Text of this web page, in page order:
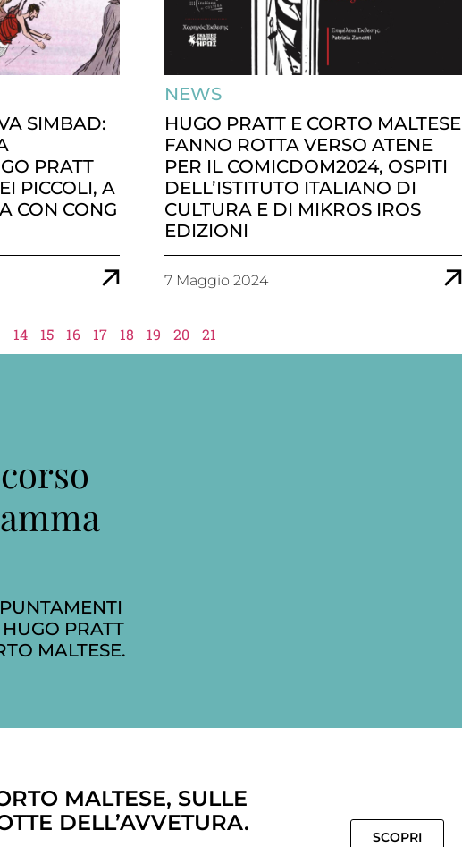
SIMBAD:
PRATT
PICCOLI, A
CON CONG
NEWS
HUGO PRATT E CORTO MALTESE
FANNO ROTTA VERSO ATENE
PER IL COMICDOM2024, OSPITI
DELL’ISTITUTO ITALIANO DI
CULTURA E DI MIKROS IROS
EDIZIONI
7 Maggio 2024
14 15 16 17 18 19 20 21
PRATT
MALTESE.
MALTESE, SULLE
DELL’AVVETURA.
SCOPRI